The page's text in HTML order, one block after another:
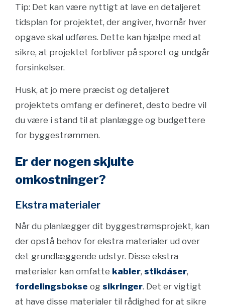
Tip: Det kan være nyttigt at lave en detaljeret
tidsplan for projektet, der angiver, hvornår hver
opgave skal udføres. Dette kan hjælpe med at
sikre, at projektet forbliver på sporet og undgår
forsinkelser.
Husk, at jo mere præcist og detaljeret
projektets omfang er defineret, desto bedre vil
du være i stand til at planlægge og budgettere
for byggestrømmen.
Er der nogen skjulte
omkostninger?
Ekstra materialer
Når du planlægger dit byggestrømsprojekt, kan
der opstå behov for ekstra materialer ud over
det grundlæggende udstyr. Disse ekstra
materialer kan omfatte kabler, stikdåser,
fordelingsbokse og sikringer. Det er vigtigt
at have disse materialer til rådighed for at sikre